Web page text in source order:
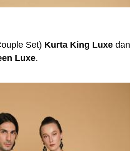
Set) Kurta King Luxe dan
Luxe.